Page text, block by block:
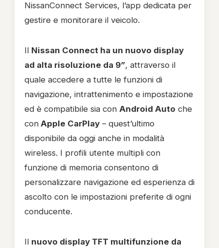
NissanConnect Services, l’app dedicata per
gestire e monitorare il veicolo.
Il Nissan Connect ha un nuovo display
ad alta risoluzione da 9”, attraverso il
quale accedere a tutte le funzioni di
navigazione, intrattenimento e impostazione
ed è compatibile sia con Android Auto che
con Apple CarPlay – quest’ultimo
disponibile da oggi anche in modalità
wireless. I profili utente multipli con
funzione di memoria consentono di
personalizzare navigazione ed esperienza di
ascolto con le impostazioni preferite di ogni
conducente.
Il nuovo display TFT multifunzione da